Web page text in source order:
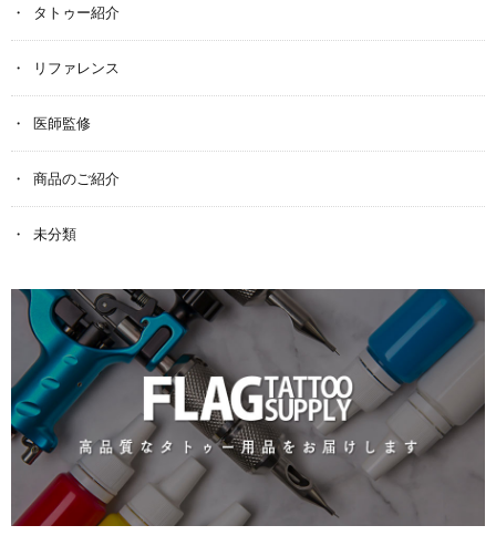
タトゥー紹介
リファレンス
医師監修
商品のご紹介
未分類